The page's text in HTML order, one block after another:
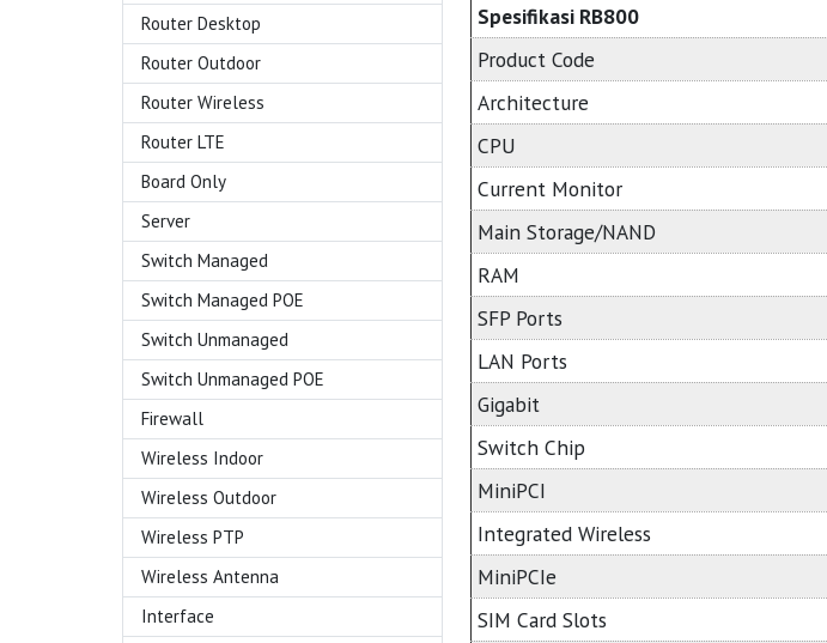
Router Desktop
Router Outdoor
Router Wireless
Router LTE
Board Only
Server
Switch Managed
Switch Managed POE
Switch Unmanaged
Switch Unmanaged POE
Firewall
Wireless Indoor
Wireless Outdoor
Wireless PTP
Wireless Antenna
Interface
Spesifikasi RB800
Product Code
Architecture
CPU
Current Monitor
Main Storage/NAND
RAM
SFP Ports
LAN Ports
Gigabit
Switch Chip
MiniPCI
Integrated Wireless
MiniPCIe
SIM Card Slots